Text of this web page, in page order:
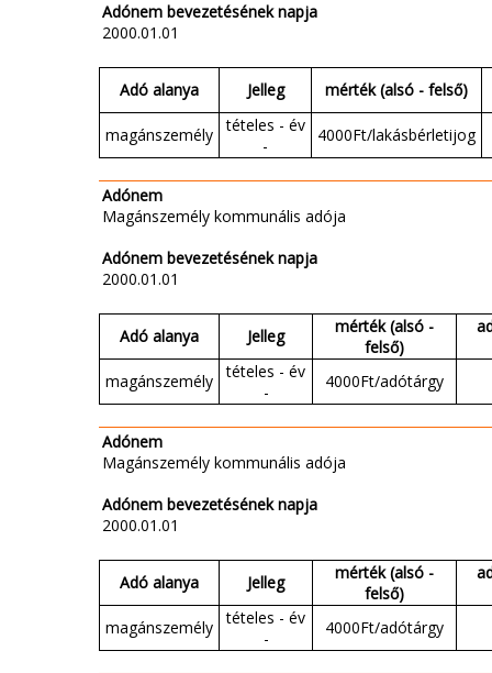
Adónem bevezetésének napja
2000.01.01
Adó alanya Jelleg mérték (alsó - felső)
magánszemély
tételes - év
-
4000Ft/lakásbérletijog
Adónem
Magánszemély kommunális adója
Adónem bevezetésének napja
2000.01.01
Adó alanya Jelleg
mérték (alsó -
felső)
magánszemély
tételes - év
-
4000Ft/adótárgy
Adónem
Magánszemély kommunális adója
Adónem bevezetésének napja
2000.01.01
Adó alanya Jelleg
mérték (alsó -
felső)
magánszemély
tételes - év
-
4000Ft/adótárgy